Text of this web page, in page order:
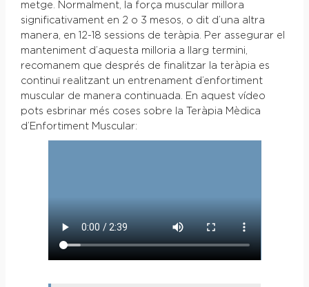
metge. Normalment, la força muscular millora
significativament en 2 o 3 mesos, o dit d’una altra
manera, en 12-18 sessions de teràpia. Per assegurar el
manteniment d’aquesta milloria a llarg termini,
recomanem que després de finalitzar la teràpia es
continuï realitzant un entrenament d’enfortiment
muscular de manera continuada. En aquest vídeo
pots esbrinar més coses sobre la Teràpia Mèdica
d’Enfortiment Muscular: